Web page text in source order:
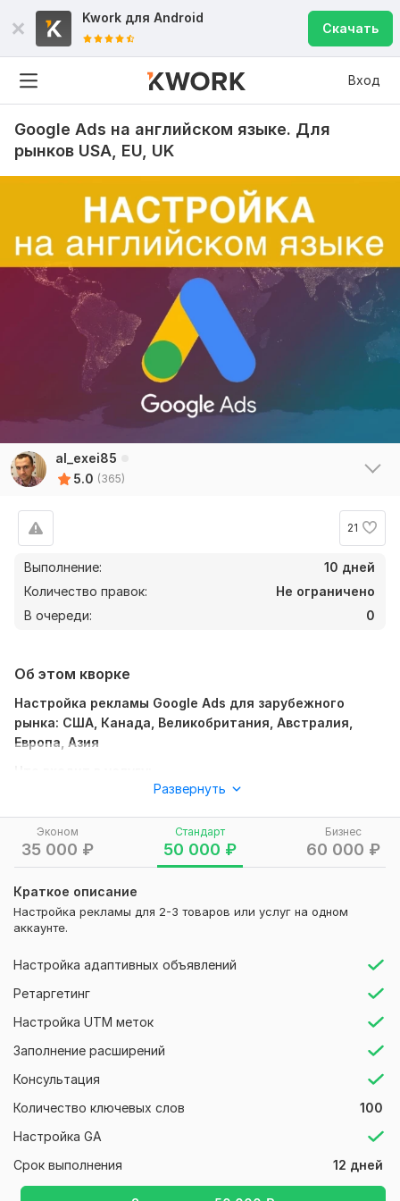
Kwork для Android
Скачать
Вход
Google Ads на английском языке. Для
рынков USA, EU, UK
al_exei85
5.0 (365)
21
Выполнение:
10 дней
Количество правок:
Не ограничено
В очереди:
0
Эконом
35 000 ₽
Стандарт
50 000 ₽
Бизнес
60 000 ₽
Краткое описание
Настройка рекламы для 2-3 товаров или услуг на одном
аккаунте.
Настройка адаптивных объявлений
Ретаргетинг
Настройка UTM меток
Заполнение расширений
Консультация
Количество ключевых слов
100
Настройка GA
Срок выполнения
12 дней
Об этом кворке
Настройка рекламы Google Ads для зарубежного
рынка: США, Канада, Великобритания, Австралия,
Европа, Азия
PPC campaign creation
Search ads
Lead generation campaigns
Ad creation
Conversion tracking setup
Ниши:SaaS, онлайн-сервисы, локальный бизнес,
лидогенерация B2B.
Есть опыт настройки и ведения рекламы для рынков:
USA
Australia
Europe
Гарантии:
Развернуть
Sunflower 1 год назад
Алексей запустил рекламную кампанию на
английском языке. Уложился в срок, ответил на
раскрутку нового филиала вместе.